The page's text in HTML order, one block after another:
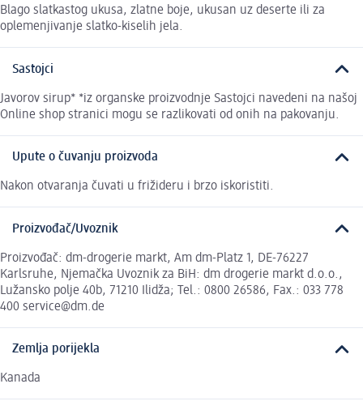
Blago slatkastog ukusa, zlatne boje, ukusan uz deserte ili za
oplemenjivanje slatko-kiselih jela.
Sastojci
Javorov sirup* *iz organske proizvodnje Sastojci navedeni na našoj
Online shop stranici mogu se razlikovati od onih na pakovanju.
Upute o čuvanju proizvoda
Nakon otvaranja čuvati u frižideru i brzo iskoristiti.
Proizvođač/Uvoznik
Proizvođač: dm-drogerie markt, Am dm-Platz 1, DE-76227
Karlsruhe, Njemačka Uvoznik za BiH: dm drogerie markt d.o.o.,
Lužansko polje 40b, 71210 Ilidža; Tel.: 0800 26586, Fax.: 033 778
400 service@dm.de
Zemlja porijekla
Kanada